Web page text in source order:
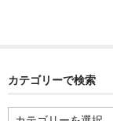
カテゴリーで検索